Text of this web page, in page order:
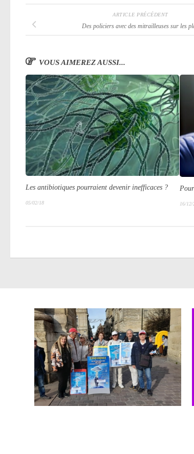
ARTICLE PRÉCÉDENT
Des policiers avec des mitrailleuses sur les
VOUS AIMEREZ AUSSI...
Les antibiotiques pourraient devenir inefficaces ?
05/02/18 16/12/